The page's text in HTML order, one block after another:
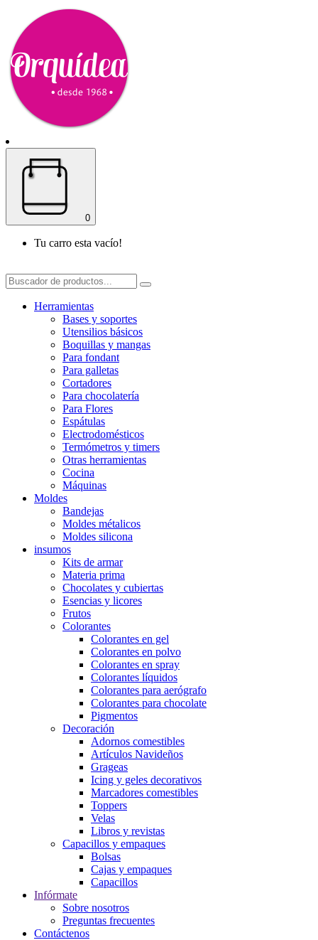
0
Tu carro esta vacío!
Herramientas
Bases y soportes
Utensilios básicos
Boquillas y mangas
Para fondant
Para galletas
Cortadores
Para chocolatería
Para Flores
Espátulas
Electrodomésticos
Termómetros y timers
Otras herramientas
Cocina
Máquinas
Moldes
Bandejas
Moldes métalicos
Moldes silicona
insumos
Kits de armar
Materia prima
Chocolates y cubiertas
Esencias y licores
Frutos
Colorantes
Colorantes en gel
Colorantes en polvo
Colorantes en spray
Colorantes líquidos
Colorantes para aerógrafo
Colorantes para chocolate
Pigmentos
Decoración
Adornos comestibles
Artículos Navideños
Grageas
Icing y geles decorativos
Marcadores comestibles
Toppers
Velas
Libros y revistas
Capacillos y empaques
Bolsas
Cajas y empaques
Capacillos
Infórmate
Sobre nosotros
Preguntas frecuentes
Contáctenos